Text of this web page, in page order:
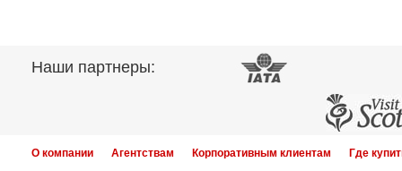
Наши партнеры:
О компании Агентствам Корпоративным клиентам Где